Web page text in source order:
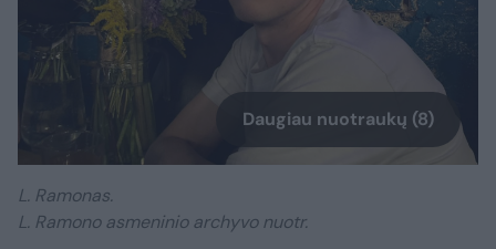
Daugiau nuotraukų (8)
L. Ramonas.
L. Ramono asmeninio archyvo nuotr.